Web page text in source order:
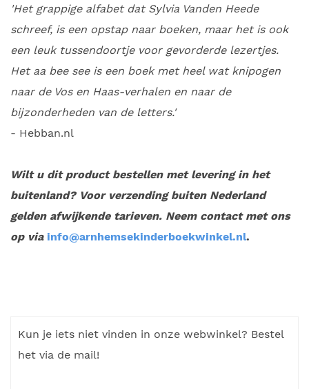
'Het grappige alfabet dat Sylvia Vanden Heede
schreef, is een opstap naar boeken, maar het is ook
een leuk tussendoortje voor gevorderde lezertjes.
Het aa bee see is een boek met heel wat knipogen
naar de Vos en Haas-verhalen en naar de
bijzonderheden van de letters.'
- Hebban.nl
Wilt u dit product bestellen met levering in het
buitenland? Voor verzending buiten Nederland
gelden afwijkende tarieven. Neem contact met ons
op via info@arnhemsekinderboekwinkel.nl.
Kun je iets niet vinden in onze webwinkel? Bestel
het via de mail!